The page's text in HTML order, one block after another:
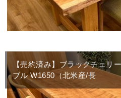
【売約済み】ブラックチェリ
ブル W1650（北米産/長